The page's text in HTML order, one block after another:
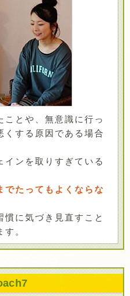
ことや、無意識に行っ
くする原因である場合
インを取りすぎている
でたってもよくならな
に気づき見直すこと
。
7